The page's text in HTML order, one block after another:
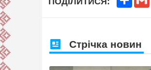
Стрічка новин